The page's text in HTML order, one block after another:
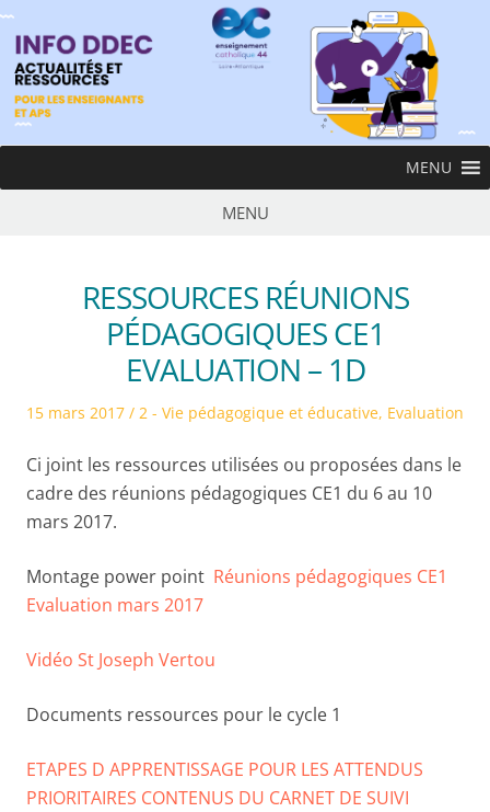
Skip
to
content
InfoDDEC
Ens
MENU
MENU
RESSOURCES RÉUNIONS
PÉDAGOGIQUES CE1
EVALUATION – 1D
Posted
15 mars 2017
Posted
2 - Vie pédagogique et éducative, Evaluation
Ci joint les ressources utilisées ou proposées dans le
cadre des réunions pédagogiques CE1 du 6 au 10
mars 2017.
Montage power point Réunions pédagogiques CE1
Evaluation mars 2017
Vidéo St Joseph Vertou
Documents ressources pour le cycle 1
ETAPES D APPRENTISSAGE POUR LES ATTENDUS
PRIORITAIRES CONTENUS DU CARNET DE SUIVI